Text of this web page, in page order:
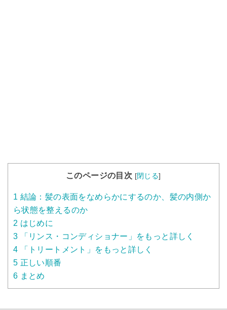
このページの目次 [閉じる]
1 結論：髪の表面をなめらかにするのか、髪の内側か
ら状態を整えるのか
2 はじめに
3 「リンス・コンディショナー」をもっと詳しく
4 「トリートメント」をもっと詳しく
5 正しい順番
6 まとめ